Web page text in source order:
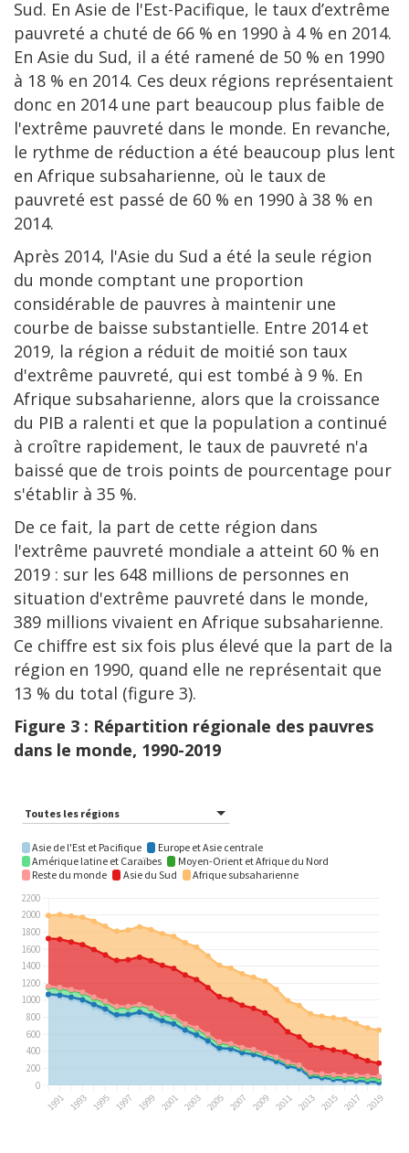
Sud. En Asie de l'Est-Pacifique, le taux d’extrême
pauvreté a chuté de 66 % en 1990 à 4 % en 2014.
En Asie du Sud, il a été ramené de 50 % en 1990
à 18 % en 2014. Ces deux régions représentaient
donc en 2014 une part beaucoup plus faible de
l'extrême pauvreté dans le monde. En revanche,
le rythme de réduction a été beaucoup plus lent
en Afrique subsaharienne, où le taux de
pauvreté est passé de 60 % en 1990 à 38 % en
2014.
Après 2014, l'Asie du Sud a été la seule région
du monde comptant une proportion
considérable de pauvres à maintenir une
courbe de baisse substantielle. Entre 2014 et
2019, la région a réduit de moitié son taux
d'extrême pauvreté, qui est tombé à 9 %. En
Afrique subsaharienne, alors que la croissance
du PIB a ralenti et que la population a continué
à croître rapidement, le taux de pauvreté n'a
baissé que de trois points de pourcentage pour
s'établir à 35 %.
De ce fait, la part de cette région dans
l'extrême pauvreté mondiale a atteint 60 % en
2019 : sur les 648 millions de personnes en
situation d'extrême pauvreté dans le monde,
389 millions vivaient en Afrique subsaharienne.
Ce chiffre est six fois plus élevé que la part de la
région en 1990, quand elle ne représentait que
13 % du total (figure 3).
Figure 3 : Répartition régionale des pauvres
dans le monde, 1990-2019